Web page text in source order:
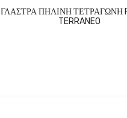
ΓΛΑΣΤΡΑ ΠΗΛΙΝΗ ΤΕΤΡΑΓΩΝΗ
TERRANEO